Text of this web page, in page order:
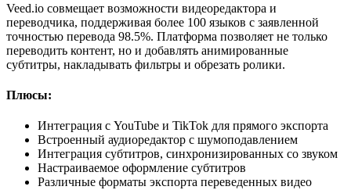
Veed.io совмещает возможности видеоредактора и
переводчика, поддерживая более 100 языков с заявленной
точностью перевода 98.5%. Платформа позволяет не только
переводить контент, но и добавлять анимированные
субтитры, накладывать фильтры и обрезать ролики.
Плюсы:
Интеграция с YouTube и TikTok для прямого экспорта
Встроенный аудиоредактор с шумоподавлением
Интеграция субтитров, синхронизированных со звуком
Настраиваемое оформление субтитров
Различные форматы экспорта переведенных видео